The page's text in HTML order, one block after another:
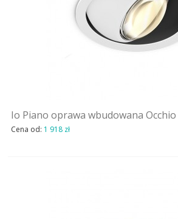
Io Piano oprawa wbudowana Occhio
Cena od: 1 918 zł